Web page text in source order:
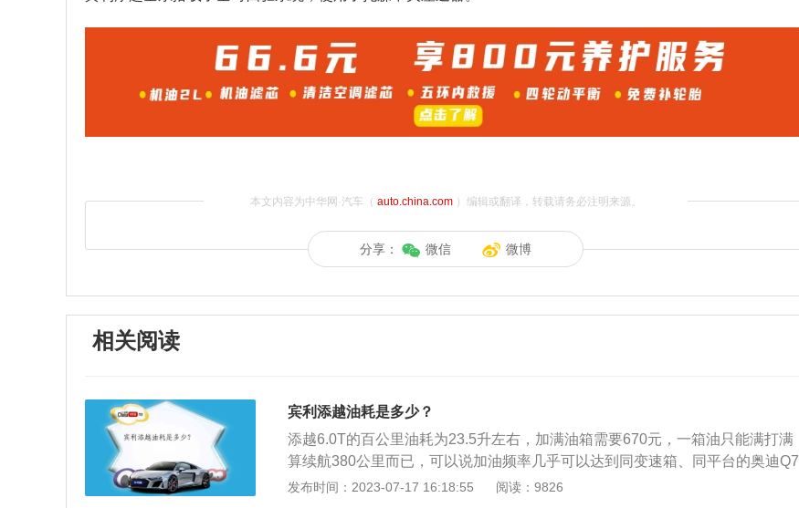
本文内容为中华网·汽车（ auto.china.com）编辑或翻译，转载请务必注明来源。
分享： 微信 微博
相关阅读
宾利添越油耗是多少？
添越6.0T的百公里油耗为23.5升左右，加满油箱需要670元，一箱油只能满打满
算续航380公里而已，可以说加油频率几乎可以达到同变速箱、同平台的奥迪Q7
的两倍以上。宾利添越实际油耗如何？来看看一些车主的回答：1、表现令人满
发布时间：2023-07-17 16:18:55 阅读：9826